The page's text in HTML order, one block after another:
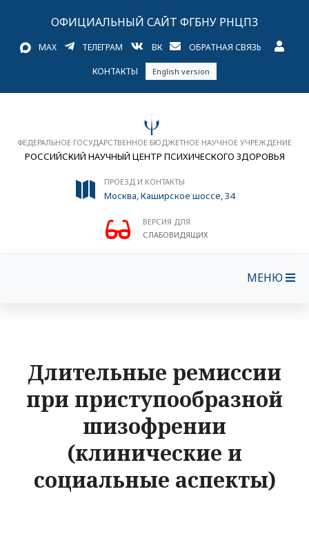
ОФИЦИАЛЬНЫЙ САЙТ ФГБНУ РНЦПЗ
MAX ТЕЛЕГРАМ ВК ОБРАТНАЯ СВЯЗЬ
КОНТАКТЫ English version
ФЕДЕРАЛЬНОЕ ГОСУДАРСТВЕННОЕ БЮДЖЕТНОЕ НАУЧНОЕ УЧРЕЖДЕНИЕ
РОССИЙСКИЙ НАУЧНЫЙ ЦЕНТР ПСИХИЧЕСКОГО ЗДОРОВЬЯ
ПРОЕЗД И КОНТАКТЫ
Москва, Каширское шоссе, 34
ВЕРСИЯ ДЛЯ
СЛАБОВИДЯЩИХ
МЕНЮ
Длительные ремиссии
при приступообразной
шизофрении
(клинические и
социальные аспекты)